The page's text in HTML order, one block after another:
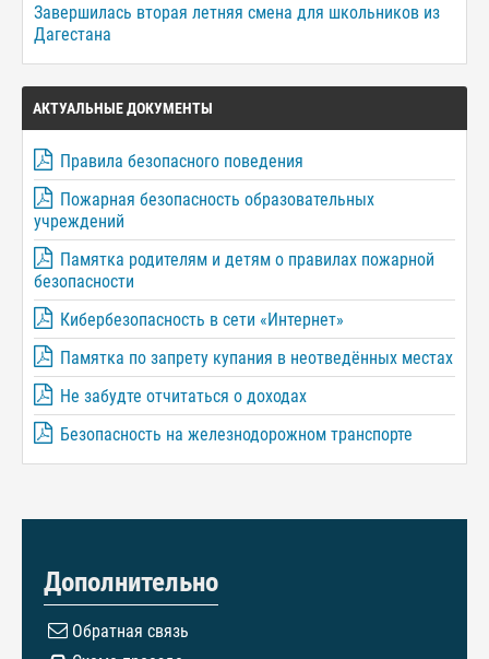
Завершилась вторая летняя смена для школьников из
Дагестана
АКТУАЛЬНЫЕ ДОКУМЕНТЫ
Правила безопасного поведения
Пожарная безопасность образовательных
учреждений
Памятка родителям и детям о правилах пожарной
безопасности
Кибербезопасность в сети «Интернет»
Памятка по запрету купания в неотведённых местах
Не забудте отчитаться о доходах
Безопасность на железнодорожном транспорте
Дополнительно
Обратная связь